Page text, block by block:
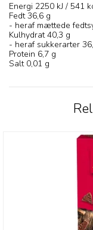
Energi 2250 kJ / 541
Fedt 36,6 g
- heraf mættede
Kulhydrat 40,3 g
- heraf sukkerarter
Protein 6,7 g
Salt 0,01 g